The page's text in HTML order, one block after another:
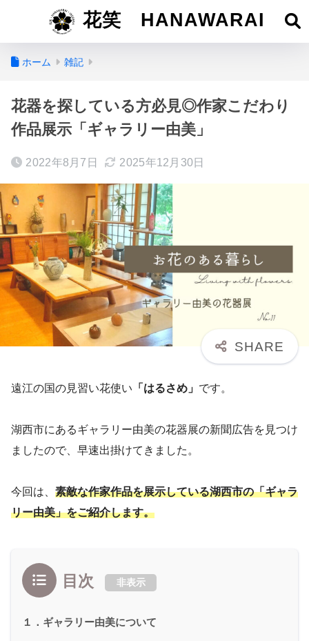
花笑 HANAWARAI
ホーム 雑記
花器を探している方必見◎作家こだわり
作品展示「ギャラリー由美」
2022年8月7日 2025年12月30日
遠江の国の見習い花使い 「はるさめ」 です。
湖西市にあるギャラリー由美の花器展の新聞広告を見つけ
ましたので、早速出掛けてきました。
今回は、 素敵な作家作品を展示している湖西市の「ギャラ
リー由美」をご紹介します。
目次 非表示
１．ギャラリー由美について